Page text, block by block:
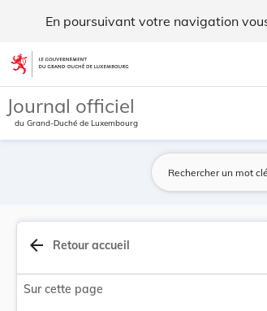
En poursuivant votre navigation
Aller au contenu
Journal officiel
du Grand-Duché de Luxembourg
arrow_back Retour accueil
Sur cette page